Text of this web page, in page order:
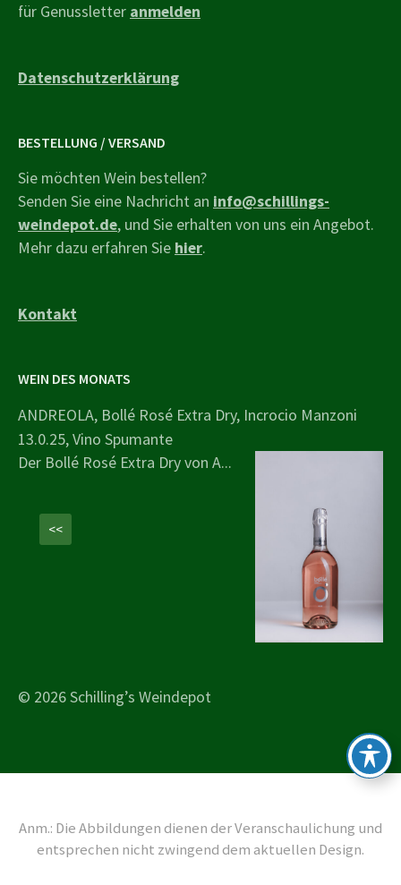
für Genussletter anmelden
Datenschutzerklärung
BESTELLUNG / VERSAND
Sie möchten Wein bestellen?
Senden Sie eine Nachricht an info@schillings-
weindepot.de, und Sie erhalten von uns ein Angebot.
Mehr dazu erfahren Sie hier.
Kontakt
WEIN DES MONATS
ANDREOLA, Bollé Rosé Extra Dry, Incrocio Manzoni
13.0.25, Vino Spumante
Der Bollé Rosé Extra Dry von A...
<<
© 2026 Schilling’s Weindepot
Anm.: Die Abbildungen dienen der Veranschaulichung und
entsprechen nicht zwingend dem aktuellen Design.